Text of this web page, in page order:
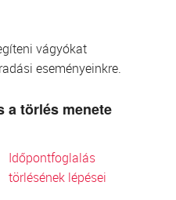
vágyókat
eseményeinkre.
a törlés menete
Időpontfoglalás
törlésének lépései